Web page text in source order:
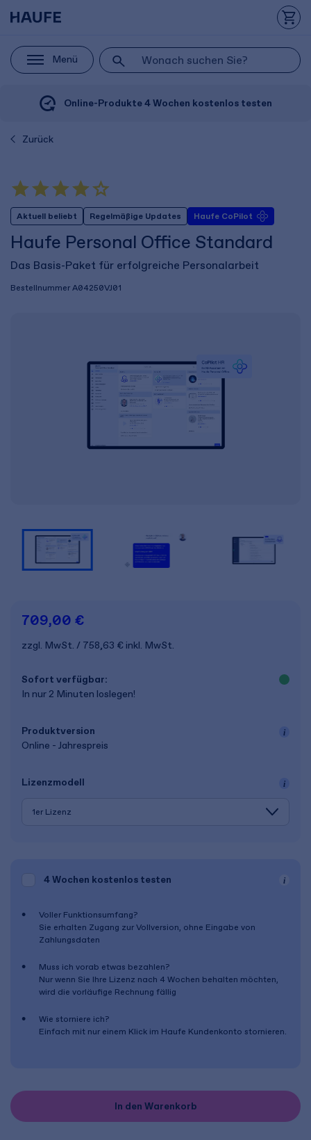
Menü
Online-Produkte 4 Wochen kostenlos testen
Zurück
Aktuell beliebt Regelmäßige Updates Haufe CoPilot
Haufe Personal Office Standard
Das Basis-Paket für erfolgreiche Personalarbeit
Bestellnummer A04250VJ01
709,00 €
zzgl. MwSt. 758,63 € inkl. MwSt.
Sofort verfügbar:
In nur 2 Minuten loslegen!
Produkt­version
Online - Jahrespreis
Lizenz­modell
4 Wochen kostenlos testen
Voller Funktionsumfang?
Sie erhalten Zugang zur Vollversion, ohne Eingabe von
Zahlungsdaten
Muss ich vorab etwas bezahlen?
Nur wenn Sie Ihre Lizenz nach 4 Wochen behalten möchten,
wird die vorläufige Rechnung fällig
Wie storniere ich?
Einfach mit nur einem Klick im Haufe Kundenkonto stornieren.
In den Warenkorb